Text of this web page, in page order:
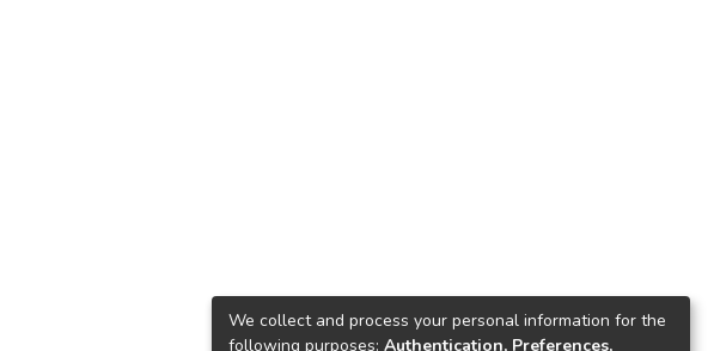
We collect and process your personal information for the
following purposes: Authentication, Preferences,